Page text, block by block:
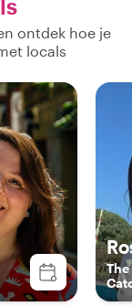
ontdek hoe je
locals